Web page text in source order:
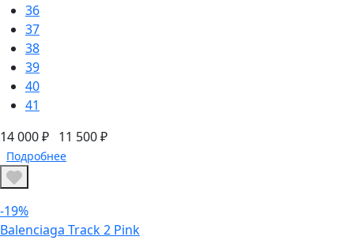
36
37
38
39
40
41
14 000 ₽ 11 500 ₽
Подробнее
-19%
Balenciaga Track 2 Pink